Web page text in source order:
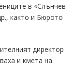
в «Слънчев
както и Бюрото
директор
и кмета на